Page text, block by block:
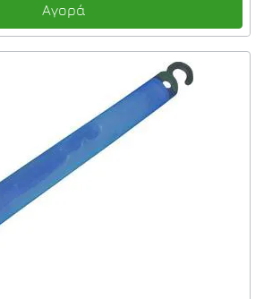
Αγορά